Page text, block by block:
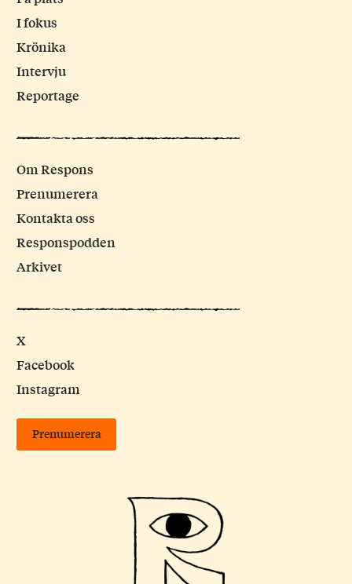
I fokus
Krönika
Intervju
Reportage
Om Respons
Prenumerera
Kontakta oss
Responspodden
Arkivet
X
Facebook
Instagram
Prenumerera